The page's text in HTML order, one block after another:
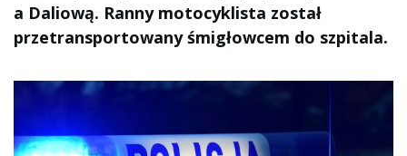
a Daliową. Ranny motocyklista został
przetransportowany śmigłowcem do szpitala.